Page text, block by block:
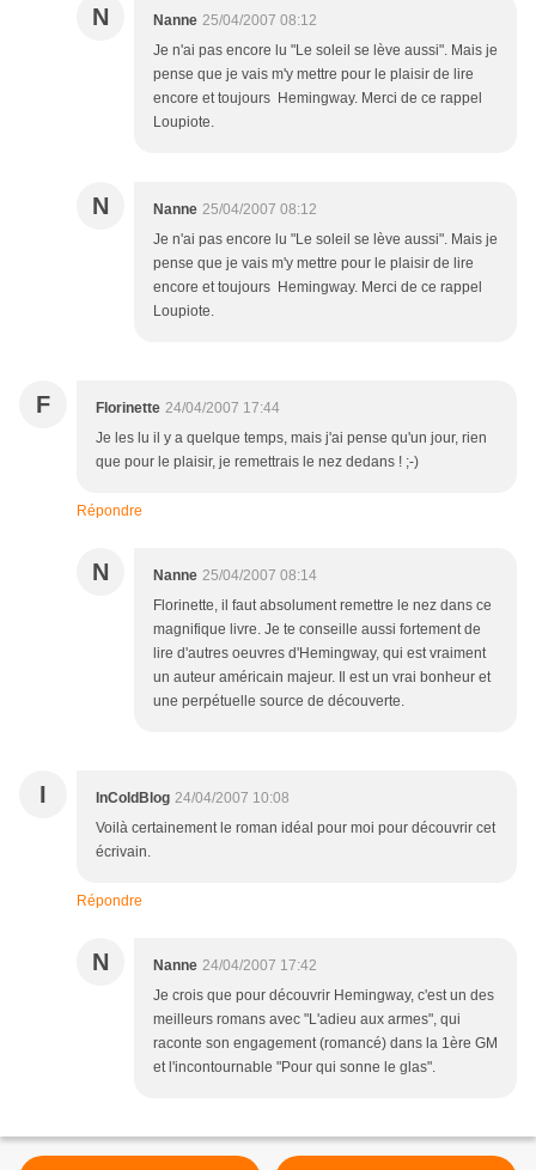
N Nanne 25/04/2007 08:12
Je n'ai pas encore lu "Le soleil se lève aussi". Mais je
pense que je vais m'y mettre pour le plaisir de lire
encore et toujours Hemingway. Merci de ce rappel
Loupiote.
N Nanne 25/04/2007 08:12
Je n'ai pas encore lu "Le soleil se lève aussi". Mais je
pense que je vais m'y mettre pour le plaisir de lire
encore et toujours Hemingway. Merci de ce rappel
Loupiote.
F Florinette 24/04/2007 17:44
Je les lu il y a quelque temps, mais j'ai pense qu'un jour, rien
que pour le plaisir, je remettrais le nez dedans ! ;-)
Répondre
N Nanne 25/04/2007 08:14
Florinette, il faut absolument remettre le nez dans ce
magnifique livre. Je te conseille aussi fortement de
lire d'autres oeuvres d'Hemingway, qui est vraiment
un auteur américain majeur. Il est un vrai bonheur et
une perpétuelle source de découverte.
I InColdBlog 24/04/2007 10:08
Voilà certainement le roman idéal pour moi pour découvrir cet
écrivain.
Répondre
N Nanne 24/04/2007 17:42
Je crois que pour découvrir Hemingway, c'est un des
meilleurs romans avec "L'adieu aux armes", qui
raconte son engagement (romancé) dans la 1ère GM
et l'incontournable "Pour qui sonne le glas".